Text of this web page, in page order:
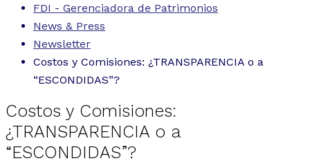
FDI - Gerenciadora de Patrimonios
News & Press
Newsletter
Costos y Comisiones: ¿TRANSPARENCIA o a
“ESCONDIDAS”?
Costos y Comisiones:
¿TRANSPARENCIA o a
“ESCONDIDAS”?